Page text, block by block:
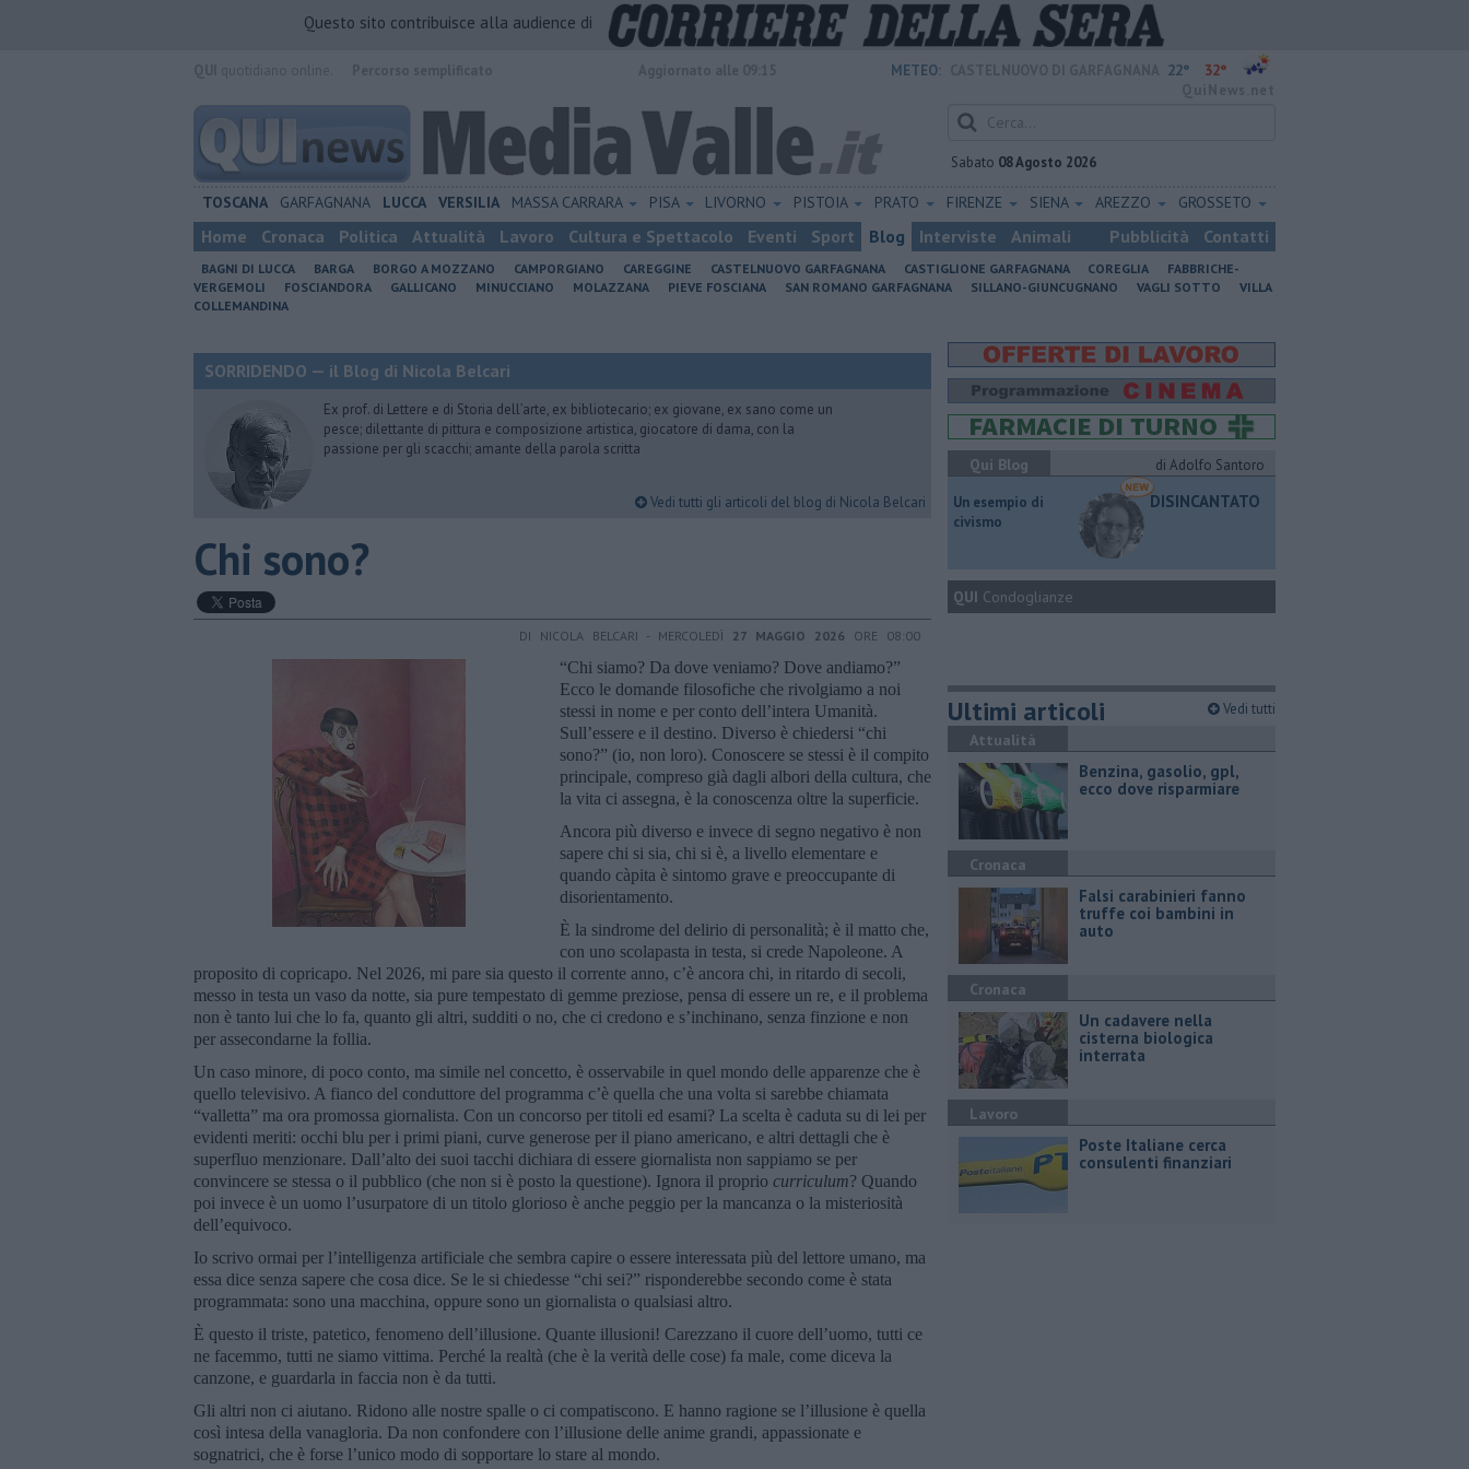
Questo sito contribuisce alla audience di
METEO: 22° 32°
Sabato 08 Agosto 2026
TOSCANA GARFAGNANA LUCCA VERSILIA MASSA CARRARA PISA LIVORNO PISTOIA PRATO FIRENZE SIENA AREZZO GROSSETO
Home Cronaca Politica Attualità Lavoro Cultura e Spettacolo Eventi Sport Blog Interviste Animali Pubblicità Contatti
BAGNI DI LUCCA BARGA BORGO A MOZZANO CAMPORGIANO CAREGGINE CASTELNUOVO GARFAGNANA CASTIGLIONE GARFAGNANA COREGLIA
FABBRICHE-
VERGEMOLI
FOSCIANDORA GALLICANO MINUCCIANO MOLAZZANA PIEVE FOSCIANA SAN ROMANO GARFAGNANA SILLANO-GIUNCUGNANO VAGLI SOTTO
VILLA
COLLEMANDINA
SORRIDENDO — il Blog di Nicola Belcari
Ex prof. di Lettere e di Storia dell’arte, ex bibliotecario; ex giovane, ex sano come un
pesce; dilettante di pittura e composizione artistica, giocatore di dama, con la
passione per gli scacchi; amante della parola scritta
Vedi tutti gli articoli del blog di Nicola Belcari
Chi sono?
DI NICOLA BELCARI - MERCOLEDÌ 27 MAGGIO 2026 ORE 08:00
“Chi siamo? Da dove veniamo? Dove andiamo?”
Ecco le domande filosofiche che rivolgiamo a noi
stessi in nome e per conto dell’intera Umanità.
Sull’essere e il destino. Diverso è chiedersi “chi
sono?” (io, non loro). Conoscere se stessi è il compito
principale, compreso già dagli albori della cultura, che
la vita ci assegna, è la conoscenza oltre la superficie.
Ancora più diverso e invece di segno negativo è non
sapere chi si sia, chi si è, a livello elementare e
quando càpita è sintomo grave e preoccupante di
disorientamento.
È la sindrome del delirio di personalità; è il matto che,
con uno scolapasta in testa, si crede Napoleone. A
proposito di copricapo. Nel 2026, mi pare sia questo il corrente anno, c’è ancora chi, in ritardo di secoli,
messo in testa un vaso da notte, sia pure tempestato di gemme preziose, pensa di essere un re, e il problema
non è tanto lui che lo fa, quanto gli altri, sudditi o no, che ci credono e s’inchinano, senza finzione e non
per assecondarne la follia.
Un caso minore, di poco conto, ma simile nel concetto, è osservabile in quel mondo delle apparenze che è
quello televisivo. A fianco del conduttore del programma c’è quella che una volta si sarebbe chiamata
“valletta” ma ora promossa giornalista. Con un concorso per titoli ed esami? La scelta è caduta su di lei per
evidenti meriti: occhi blu per i primi piani, curve generose per il piano americano, e altri dettagli che è
superfluo menzionare. Dall’alto dei suoi tacchi dichiara di essere giornalista non sappiamo se per
convincere se stessa o il pubblico (che non si è posto la questione). Ignora il proprio curriculum? Quando
poi invece è un uomo l’usurpatore di un titolo glorioso è anche peggio per la mancanza o la misteriosità
dell’equivoco.
Io scrivo ormai per l’intelligenza artificiale che sembra capire o essere interessata più del lettore umano, ma
essa dice senza sapere che cosa dice. Se le si chiedesse “chi sei?” risponderebbe secondo come è stata
programmata: sono una macchina, oppure sono un giornalista o qualsiasi altro.
È questo il triste, patetico, fenomeno dell’illusione. Quante illusioni! Carezzano il cuore dell’uomo, tutti ce
ne facemmo, tutti ne siamo vittima. Perché la realtà (che è la verità delle cose) fa male, come diceva la
canzone, e guardarla in faccia non è da tutti.
Gli altri non ci aiutano. Ridono alle nostre spalle o ci compatiscono. E hanno ragione se l’illusione è quella
così intesa della vanagloria. Da non confondere con l’illusione delle anime grandi, appassionate e
sognatrici, che è forse l’unico modo di sopportare lo stare al mondo.
Qui Blog
di Adolfo Santoro
​Un esempio di
civismo
DISINCANTATO
QUI Condoglianze
Ultimi articoli Vedi tutti
Attualità
​Benzina, gasolio, gpl,
ecco dove risparmiare
Cronaca
Falsi carabinieri fanno
truffe coi bambini in
auto
Cronaca
Un cadavere nella
cisterna biologica
interrata
Lavoro
Poste Italiane cerca
consulenti finanziari